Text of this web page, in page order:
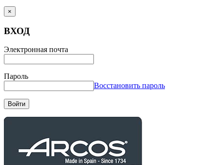
×
ВХОД
Электронная почта
Пароль
Восстановить пароль
Войти